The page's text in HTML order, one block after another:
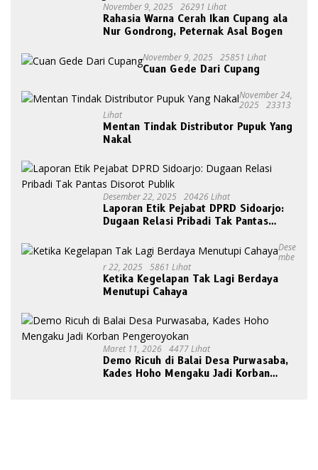
November 9, 2025 26291 Lihat
Rahasia Warna Cerah Ikan Cupang ala
Nur Gondrong, Peternak Asal Bogen
November 9, 2025 25851 Lihat
Cuan Gede Dari Cupang
November 24,
2025 23313
Lihat
Mentan Tindak Distributor Pupuk Yang
Nakal
Desember 22, 2025 20426 Lihat
Laporan Etik Pejabat DPRD Sidoarjo:
Dugaan Relasi Pribadi Tak Pantas
Dese
Mbe
R 22, 2025 5861 Lihat
Ketika Kegelapan Tak Lagi Berdaya
Menutupi Cahaya
Maret 11, 2026 4477 Lihat
Demo Ricuh di Balai Desa Purwasaba,
Kades Hoho Mengaku Jadi Korban